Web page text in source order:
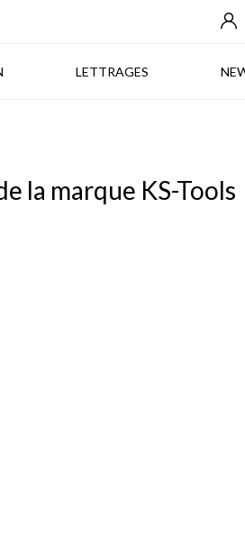
LETTRAGES
la marque KS-Tools